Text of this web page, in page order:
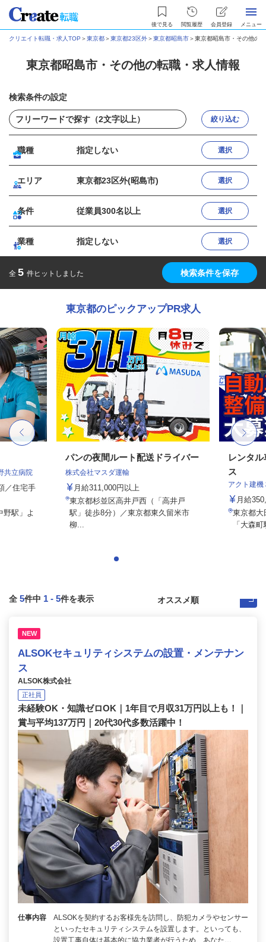
後で見る 閲覧履歴 会員登録 メニュー
クリエイト転職・求人TOP ＞東京都＞東京都23区外＞東京都昭島市＞東京都昭島市・その他の
東京都昭島市・その他の転職・求人情報
検索条件の設定
絞り込む
職種 指定しない 選択
エリア 東京都23区外(昭島市) 選択
条件 従業員300名以上 選択
業種 指定しない 選択
全 5 件ヒットしました 検索条件を保存
東京都のピックアップPR求人
共立病院
／住宅手
野駅」よ
パンの夜間ルート配送ドライバー
株式会社マスダ運輸
月給311,000円以上
東京都杉並区高井戸西（「高井戸
駅」徒歩8分）／東京都東久留米市
柳...
レンタ
ス
アクト建機
月給
東京都大
「大森
全 5件中 1 - 5件を表示
NEW
ALSOKセキュリティシステムの設置・メンテナン
ス
ALSOK株式会社
正社員
未経験OK・知識ゼロOK｜1年目で月収31万円以上も！｜
賞与平均137万円｜20代30代多数活躍中！
仕事内容
ALSOKを契約するお客様先を訪問し、防犯カメラやセンサー
といったセキュリティシステムを設置します。といっても、
設置工事自体は基本的に協力業者が行うため、あなた…